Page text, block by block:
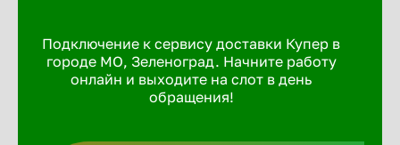
Подключение к сервису доставки Купер в
городе МО, Зеленоград. Начните работу
онлайн и выходите на слот в день
обращения!